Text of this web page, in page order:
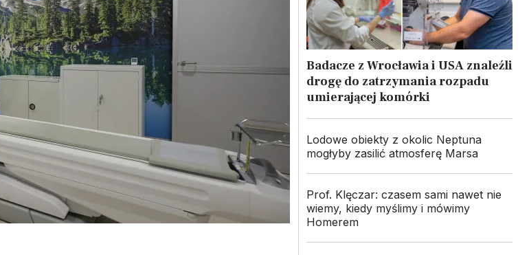
Badacze z Wrocławia i USA znaleźli
drogę do zatrzymania rozpadu
umierającej komórki
Lodowe obiekty z okolic Neptuna
mogłyby zasilić atmosferę Marsa
Prof. Klęczar: czasem sami nawet nie
wiemy, kiedy myślimy i mówimy
Homerem